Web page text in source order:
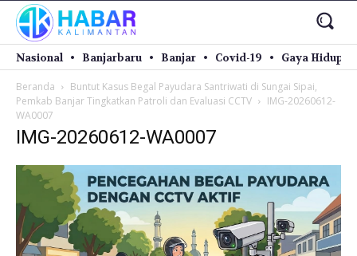
Nasional Banjarbaru Banjar Covid-19 Gaya Hidup
Beranda
Buntut Kasus Begal Payudara Santriwati di Sungai Sipai,
Pemkab Banjar Tingkatkan Patroli dan Evaluasi CCTV
IMG-20260612-
WA0007
IMG-20260612-WA0007